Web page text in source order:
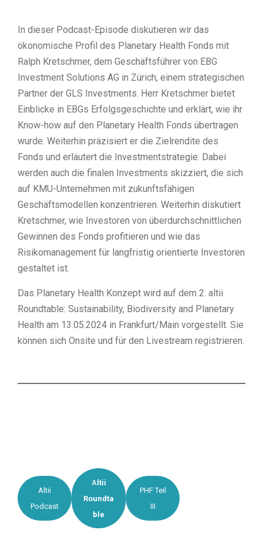
In dieser Podcast-Episode diskutieren wir das
ökonomische Profil des Planetary Health Fonds mit
Ralph Kretschmer, dem Geschäftsführer von EBG
Investment Solutions AG in Zürich, einem strategischen
Partner der GLS Investments. Herr Kretschmer bietet
Einblicke in EBGs Erfolgsgeschichte und erklärt, wie ihr
Know-how auf den Planetary Health Fonds übertragen
wurde. Weiterhin präzisiert er die Zielrendite des
Fonds und erläutert die Investmentstrategie. Dabei
werden auch die finalen Investments skizziert, die sich
auf KMU-Unternehmen mit zukunftsfähigen
Geschäftsmodellen konzentrieren. Weiterhin diskutiert
Kretschmer, wie Investoren von überdurchschnittlichen
Gewinnen des Fonds profitieren und wie das
Risikomanagement für langfristig orientierte Investoren
gestaltet ist.
Das Planetary Health Konzept wird auf dem 2. altii
Roundtable: Sustainability, Biodiversity and Planetary
Health am 13.05.2024 in Frankfurt/Main vorgestellt. Sie
können sich Onsite und für den Livestream registrieren.
Altii
Podcast
Altii
Roundta
ble
PHF Teil
III